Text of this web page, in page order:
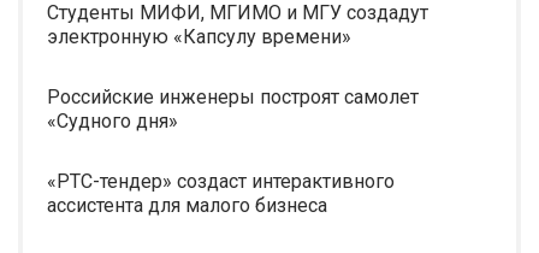
Студенты МИФИ, МГИМО и МГУ создадут
электронную «Капсулу времени»
Российские инженеры построят самолет
«Судного дня»
«РТС-тендер» создаст интерактивного
ассистента для малого бизнеса